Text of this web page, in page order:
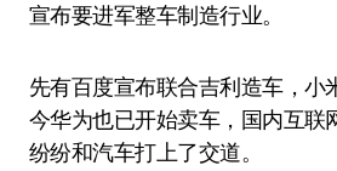
宣布要进军整车制造行业。
先有百度宣布联合吉利造车，小
今华为也已开始卖车，国内互联
纷纷和汽车打上了交道。